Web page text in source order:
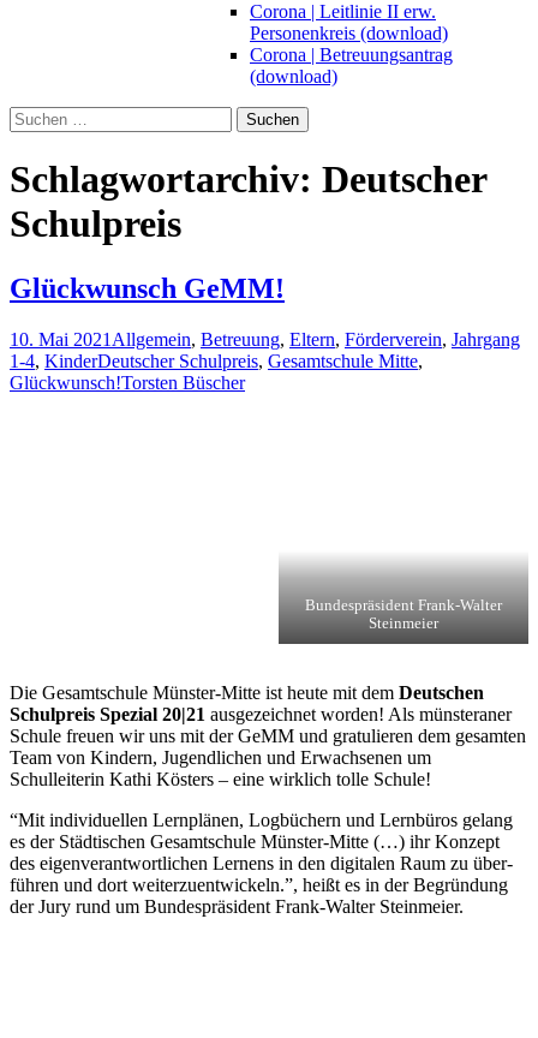
Corona | Leitlinie II erw.
Personenkreis (download)
Corona | Betreuungsantrag
(download)
Suchen
nach:
Schlagwortarchiv: Deutscher
Schulpreis
Glückwunsch GeMM!
10. Mai 2021 Allgemein, Betreuung, Eltern, Förderverein, Jahrgang
1-4, KinderDeutscher Schulpreis, Gesamtschule Mitte,
Glückwunsch!Torsten Büscher
Bundespräsident Frank-Walter
Steinmeier
Die Gesamtschule Münster-Mitte ist heute mit dem Deutschen
Schulpreis Spezial 20|21 ausgezeichnet worden! Als münsteraner
Schule freuen wir uns mit der GeMM und gratulieren dem gesamten
Team von Kindern, Jugendlichen und Erwachsenen um
Schulleiterin Kathi Kösters – eine wirklich tolle Schule!
“Mit individuellen Lernplänen, Logbüchern und Lernbüros gelang
es der Städtischen Gesamtschule Münster-Mitte (…) ihr Konzept
des eigen­verantwortlichen Lernens in den digitalen Raum zu über­
führen und dort weiter­zu­entwickeln.”, heißt es in der Begründung
der Jury rund um Bundespräsident Frank-Walter Steinmeier.